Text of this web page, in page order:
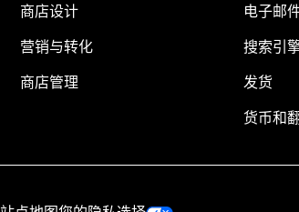
商店设计
营销与转化
商店管理
电子邮
搜索引
发货
货币和